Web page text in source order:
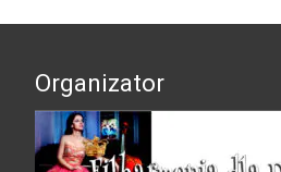
Organizator